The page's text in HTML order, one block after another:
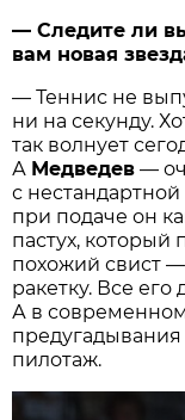
— Следите ли
вам новая
— Теннис не
ни на секунду.
так волнует
А Медведев —
с
при подаче он
пастух, который
похожий свист —
ракетку. Все
А в
пилотаж.